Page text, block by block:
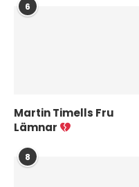
6
Martin Timells Fru
Lämnar
8